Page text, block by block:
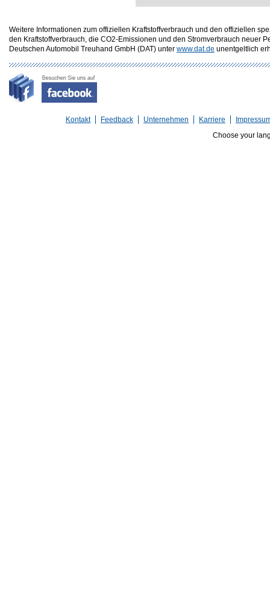
Weitere Informationen zum offiziellen Kraftstoffverbrauch und den offiziellen
den Kraftstoffverbrauch, die CO2-Emissionen und den Stromverbrauch neuer
Deutschen Automobil Treuhand GmbH (DAT) unter www.dat.de unentgeltlich
Kontakt Feedback Unternehmen Karriere
Choose your